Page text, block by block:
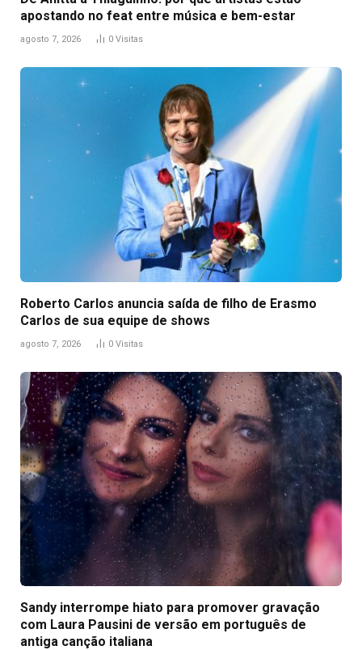
apostando no feat entre música e bem-estar
agosto 7, 2026 0 Visitas
Roberto Carlos anuncia saída de filho de Erasmo
Carlos de sua equipe de shows
agosto 7, 2026 0 Visitas
Sandy interrompe hiato para promover gravação
com Laura Pausini de versão em português de
antiga canção italiana